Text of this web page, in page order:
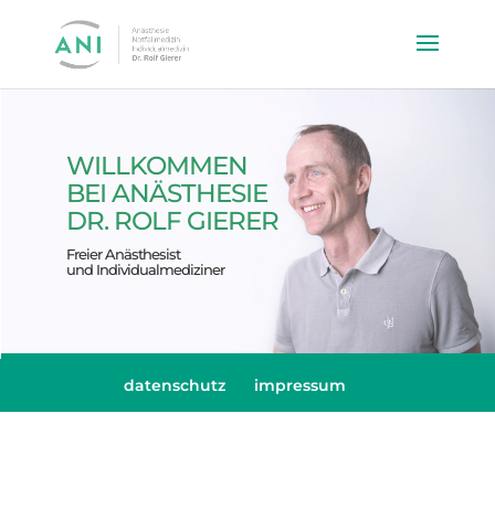
WILLKOMMEN
BEI ANÄSTHESIE
DR. ROLF GIERER
Freier Anästhesist
und Individualmediziner
datenschutz impressum